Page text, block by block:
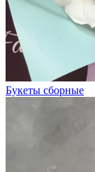
Букеты сборные